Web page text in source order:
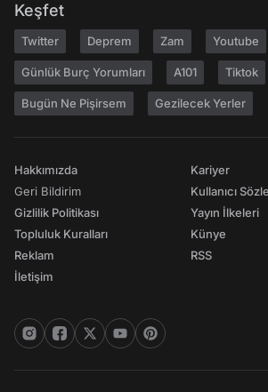
Keşfet
Twitter Deprem Zam Youtube
Günlük Burç Yorumları A101 Tiktok
Bugün Ne Pişirsem Gezilecek Yerler
Hakkımızda
Geri Bildirim
Gizlilik Politikası
Topluluk Kuralları
Reklam
İletişim
Kariyer
Kullanıcı
Yayın İlkeleri
Künye
RSS